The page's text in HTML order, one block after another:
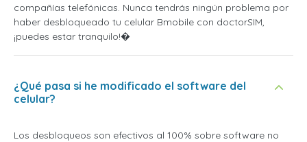
compañías telefónicas. Nunca tendrás ningún problema por
haber desbloqueado tu celular Bmobile con doctorSIM,
¡puedes estar tranquilo!�
¿Qué pasa si he modificado el software del
celular?
Los desbloqueos son efectivos al 100% sobre software no